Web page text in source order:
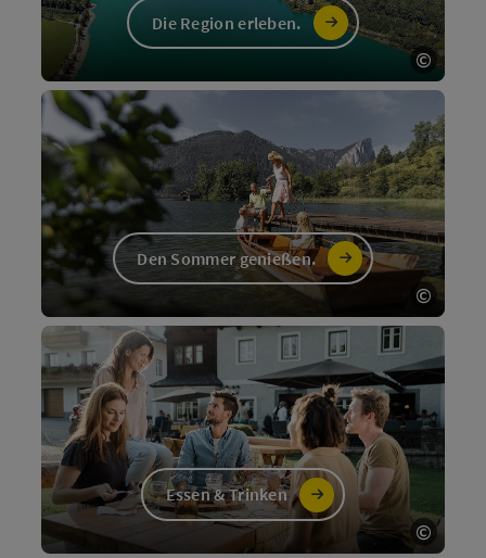
©
Die Region erleben.
©
Den Sommer genießen.
©
Essen & Trinken